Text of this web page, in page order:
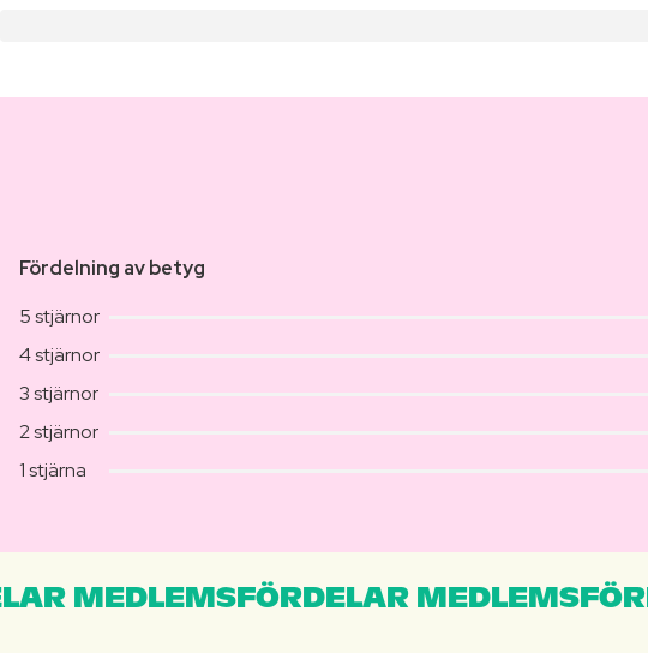
Fördelning av betyg
5 stjärnor
4 stjärnor
3 stjärnor
2 stjärnor
1 stjärna
MEDLEMSFÖRDELAR